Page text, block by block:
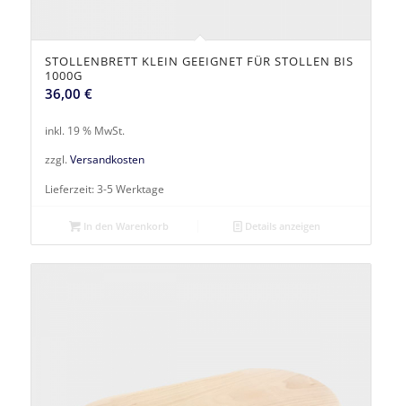
STOLLENBRETT KLEIN GEEIGNET FÜR STOLLEN BIS
1000G
36,00 €
inkl. 19 % MwSt.
zzgl.Versandkosten
Lieferzeit: 3-5 Werktage
In den Warenkorb Details anzeigen